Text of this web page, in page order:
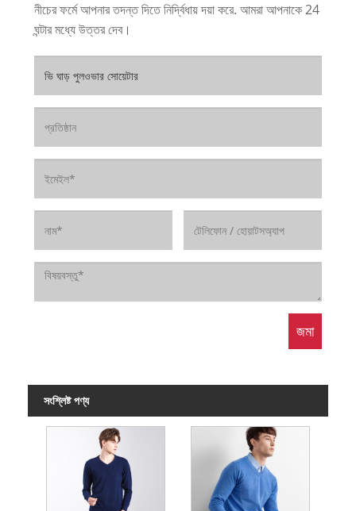
নীচের ফর্মে আপনার তদন্ত দিতে নির্দ্বিধায় দয়া করে. আমরা আপনাকে 24
ঘন্টার মধ্যে উত্তর দেব।
সংশ্লিষ্ট পণ্য